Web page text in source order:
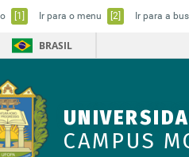
[1] Ir para o menu [2] Ir para a
BRASIL
CAMPUS